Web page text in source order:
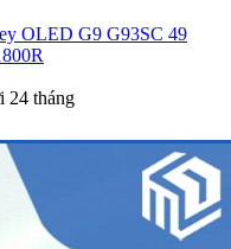
OLED G9 G93SC 49
24 tháng